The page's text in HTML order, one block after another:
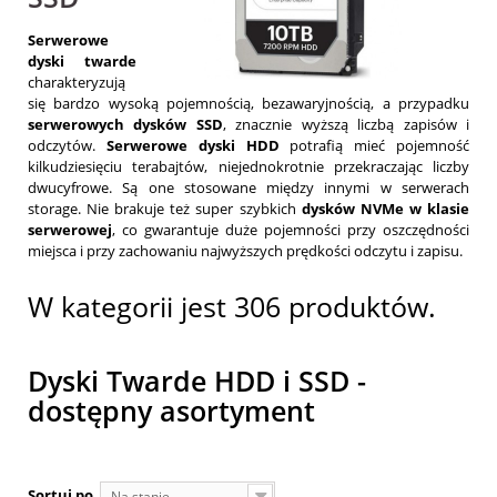
500 GB(1)
600 GB(6)
750 GB(1)
800 GB(2)
900 GB
(3)
960 GB (14)
470/233 MB/s
520/300 MB/s
520/500 MB/s
530/520 MB/s (1)
540/380 MB/s(1)
540/410 MB/s(1)
540/480 MB/s(1)
540/520 MB/s(6)
550/320 MB/s(1)
550/510 MB/s
550/530 MB/s
560/320 MB/s
560/490 MB/s
560/530 MB/s(4)
Serwerowe
dyski twarde
charakteryzują
się bardzo wysoką pojemnością, bezawaryjnością, a przypadku
serwerowych dysków SSD, znacznie wyższą liczbą zapisów i
odczytów. Serwerowe dyski HDD potrafią mieć pojemność
kilkudziesięciu terabajtów, niejednokrotnie przekraczając liczby
dwucyfrowe. Są one stosowane między innymi w serwerach
storage. Nie brakuje też super szybkich dysków NVMe w klasie
serwerowej, co gwarantuje duże pojemności przy oszczędności
miejsca i przy zachowaniu najwyższych prędkości odczytu i zapisu.
W kategorii jest 306 produktów.
Dyski Twarde HDD i SSD -
dostępny asortyment